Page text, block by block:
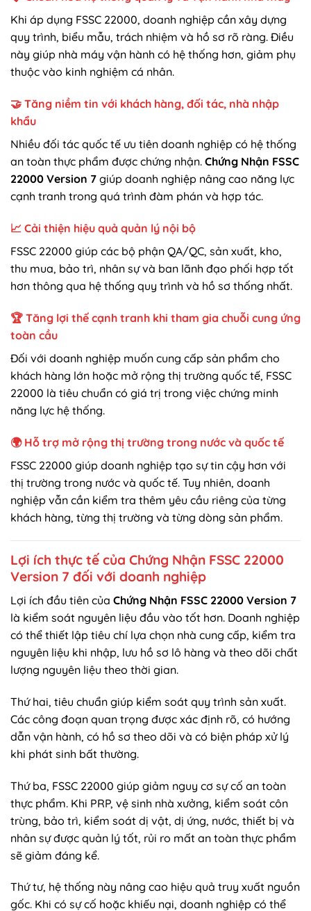
Khi áp dụng FSSC 22000, doanh nghiệp cần xây dựng
quy trình, biểu mẫu, trách nhiệm và hồ sơ rõ ràng. Điều
này giúp nhà máy vận hành có hệ thống hơn, giảm phụ
thuộc vào kinh nghiệm cá nhân.
🤝 Tăng niềm tin với khách hàng, đối tác, nhà nhập
khẩu
Nhiều đối tác quốc tế ưu tiên doanh nghiệp có hệ thống
an toàn thực phẩm được chứng nhận. Chứng Nhận FSSC
22000 Version 7 giúp doanh nghiệp nâng cao năng lực
cạnh tranh trong quá trình đàm phán và hợp tác.
📈 Cải thiện hiệu quả quản lý nội bộ
FSSC 22000 giúp các bộ phận QA/QC, sản xuất, kho,
thu mua, bảo trì, nhân sự và ban lãnh đạo phối hợp tốt
hơn thông qua hệ thống quy trình và hồ sơ thống nhất.
🏆 Tăng lợi thế cạnh tranh khi tham gia chuỗi cung ứng
toàn cầu
Đối với doanh nghiệp muốn cung cấp sản phẩm cho
khách hàng lớn hoặc mở rộng thị trường quốc tế, FSSC
22000 là tiêu chuẩn có giá trị trong việc chứng minh
năng lực hệ thống.
🌍 Hỗ trợ mở rộng thị trường trong nước và quốc tế
FSSC 22000 giúp doanh nghiệp tạo sự tin cậy hơn với
thị trường trong nước và quốc tế. Tuy nhiên, doanh
nghiệp vẫn cần kiểm tra thêm yêu cầu riêng của từng
khách hàng, từng thị trường và từng dòng sản phẩm.
Lợi ích thực tế của Chứng Nhận FSSC 22000
Version 7 đối với doanh nghiệp
Lợi ích đầu tiên của Chứng Nhận FSSC 22000 Version 7
là kiểm soát nguyên liệu đầu vào tốt hơn. Doanh nghiệp
có thể thiết lập tiêu chí lựa chọn nhà cung cấp, kiểm tra
nguyên liệu khi nhập, lưu hồ sơ lô hàng và theo dõi chất
lượng nguyên liệu theo thời gian.
Thứ hai, tiêu chuẩn giúp kiểm soát quy trình sản xuất.
Các công đoạn quan trọng được xác định rõ, có hướng
dẫn vận hành, có hồ sơ theo dõi và có biện pháp xử lý
khi phát sinh bất thường.
Thứ ba, FSSC 22000 giúp giảm nguy cơ sự cố an toàn
thực phẩm. Khi PRP, vệ sinh nhà xưởng, kiểm soát côn
trùng, bảo trì, kiểm soát dị vật, dị ứng, nước, thiết bị và
nhân sự được quản lý tốt, rủi ro mất an toàn thực phẩm
sẽ giảm đáng kể.
Thứ tư, hệ thống này nâng cao hiệu quả truy xuất nguồn
gốc. Khi có sự cố hoặc khiếu nại, doanh nghiệp có thể